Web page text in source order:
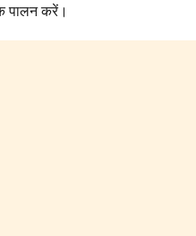
पालन करें।